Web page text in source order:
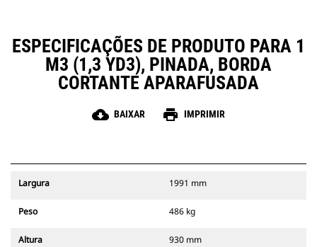
ESPECIFICAÇÕES DE PRODUTO PARA 1
M3 (1,3 YD3), PINADA, BORDA
CORTANTE APARAFUSADA
cloud_download BAIXAR print IMPRIMIR
Largura 1991 mm
Peso 486 kg
Altura 930 mm